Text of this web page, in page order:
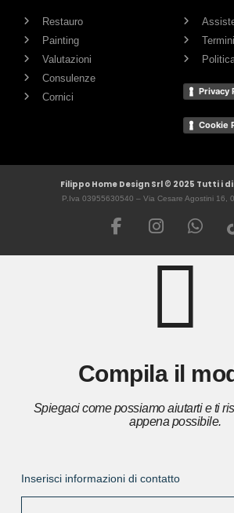
Restauro
Painting
Valutazioni
Consulenze
Cornici
Privacy
Cookie
Filippo Home Design Srl © 2025 Tutti i
P.Iva 03955630540 – Via Cesare Agostini 16,
Compila il
Spiegaci come possiamo aiutarti e ti
appena possibile.
Inserisci informazioni di contatto